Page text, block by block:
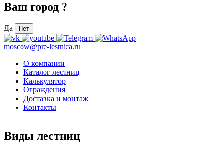
Ваш город ?
Да Нет
moscow@pre-lestnica.ru
О компании
Каталог лестниц
Калькулятор
Ограждения
Доставка и монтаж
Контакты
Виды лестниц